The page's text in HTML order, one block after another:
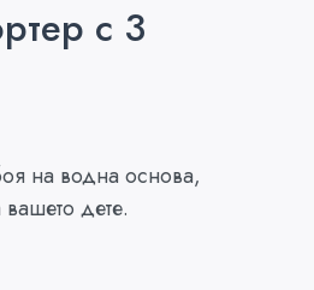
с 3
на водна основа,
дете.